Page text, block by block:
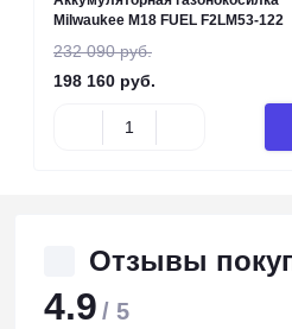
Milwaukee M18 FUEL F2LM53-122
232 090 руб.
198 160 руб.
Отзывы
4.9 / 5